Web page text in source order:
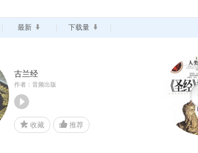
最新 下载量
古兰经
作者：音频出版
收藏 推荐